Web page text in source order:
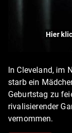
Hier
In Cleveland, im
starb ein
Geburtstag zu
rivalisierender
vernommen.